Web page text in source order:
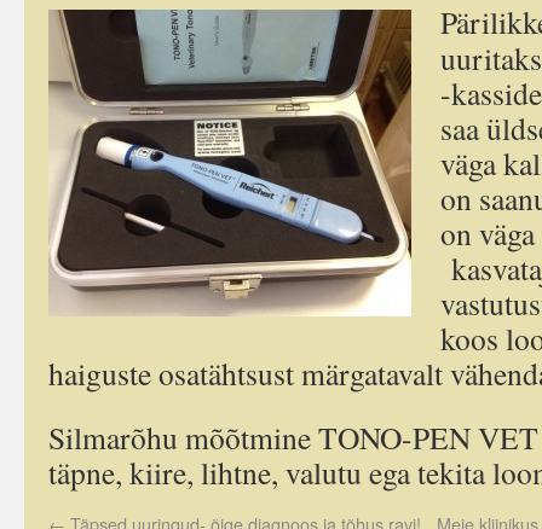
-
saa
väga
on
on
koos
haiguste osatähtsust märgatavalt
Silmarõhu mõõtmine TONO-PEN
täpne, kiire, lihtne, valutu ega tekita
← Täpsed uuringud- õige diagnoos ja tõhus ravi! Meie